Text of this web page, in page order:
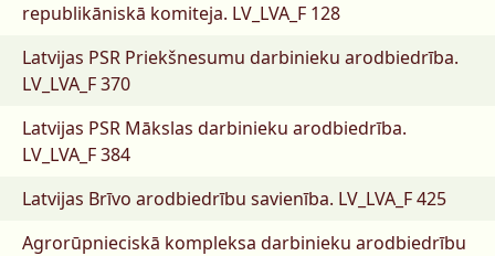
republikāniskā komiteja. LV_LVA_F 128
Latvijas PSR Priekšnesumu darbinieku arodbiedrība.
LV_LVA_F 370
Latvijas PSR Mākslas darbinieku arodbiedrība.
LV_LVA_F 384
Latvijas Brīvo arodbiedrību savienība. LV_LVA_F 425
Agrorūpnieciskā kompleksa darbinieku arodbiedrību